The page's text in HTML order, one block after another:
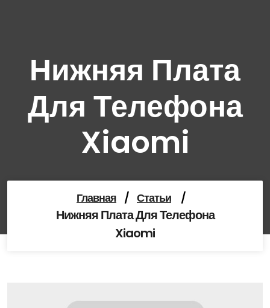
Нижняя Плата
Для Телефона
Xiaomi
Главная / Статьи /
Нижняя Плата Для Телефона
Xiaomi